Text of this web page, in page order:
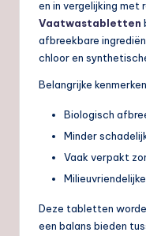
en in vergelijking met
Vaatwastabletten
afbreekbare
chloor en
Belangrijke
Biologisch
Minder
Vaak verpakt
Deze tabletten
een balans bieden